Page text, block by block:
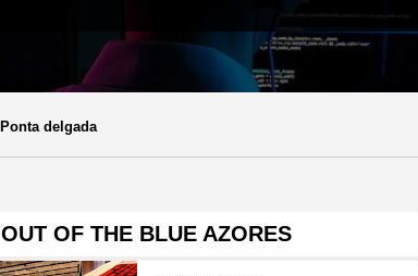
Ponta delgada
OUT OF THE BLUE AZORES